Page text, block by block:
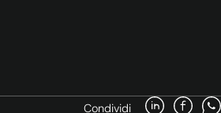
Condividi